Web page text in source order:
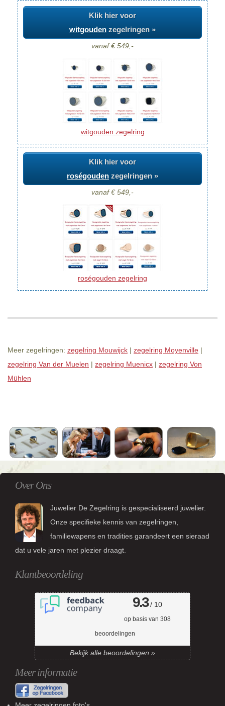
Klik hier voor
witgouden zegelringen »
vanaf € 549,-
witgouden zegelring
Klik hier voor
roségouden zegelringen »
vanaf € 549,-
roségouden zegelring
Meer zegelringen: zegelring Mouwijck | zegelring Moyenville |
zegelring Van der Muelen | zegelring Muenicx | zegelring Von
Mühlen
Over Ons
Juwelier De Zegelring is gespecialiseerd juwelier.
Onze specifieke kennis van zegelringen,
familiewapens en tradities garandeert een sieraad
dat u vele jaren met plezier draagt.
Klantbeoordeling
9.3/ 10
op basis van 308
beoordelingen
Bekijk alle beoordelingen »
Meer informatie